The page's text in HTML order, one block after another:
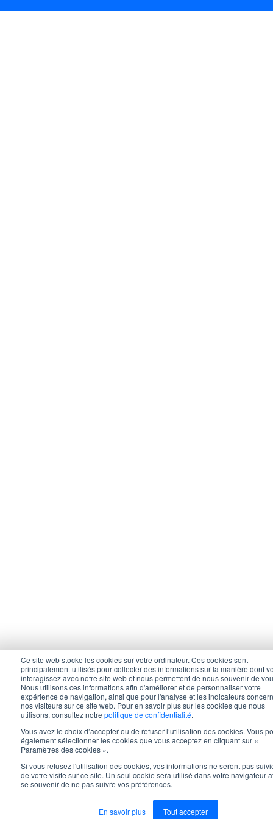
Ce site web stocke les cookies sur votre ordinateur. Ces cookies sont
principalement utilisés pour collecter des informations sur la manière dont
interagissez avec notre site web et nous permettent de nous souvenir de
Nous utilisons ces informations afin d'améliorer et de personnaliser votre
expérience de navigation, ainsi que pour l'analyse et les indicateurs
nos visiteurs sur ce site web. Pour en savoir plus sur les cookies que nous
utilisons, consultez notre politique de confidentialité.
Vous avez le choix d’accepter ou de refuser l’utilisation des cookies. Vous
également sélectionner les cookies que vous acceptez en cliquant sur «
Paramètres des cookies ».
Si vous refusez l'utilisation des cookies, vos informations ne seront pas
de votre visite sur ce site. Un seul cookie sera utilisé dans votre navigateur
se souvenir de ne pas suivre vos préférences.
En savoir plus Tout accepter